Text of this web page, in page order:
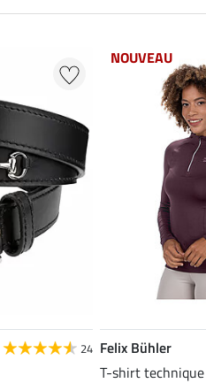
24
NOUVEAU
Felix Bühler
T-shirt